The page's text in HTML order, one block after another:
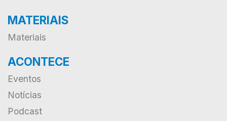
MATERIAIS
Materiais
ACONTECE
Eventos
Notícias
Podcast